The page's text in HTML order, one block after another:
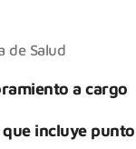
de Salud
a cargo
incluye punto